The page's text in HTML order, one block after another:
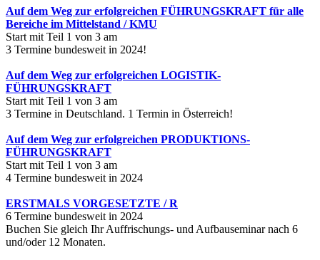
Auf dem Weg zur erfolgreichen FÜHRUNGSKRAFT für alle
Bereiche im Mittelstand / KMU
Start mit Teil 1 von 3 am
3 Termine bundesweit in 2024!
Auf dem Weg zur erfolgreichen LOGISTIK-
FÜHRUNGSKRAFT
Start mit Teil 1 von 3 am
3 Termine in Deutschland. 1 Termin in Österreich!
Auf dem Weg zur erfolgreichen PRODUKTIONS-
FÜHRUNGSKRAFT
Start mit Teil 1 von 3 am
4 Termine bundesweit in 2024
ERSTMALS VORGESETZTE / R
6 Termine bundesweit in 2024
Buchen Sie gleich Ihr Auffrischungs- und Aufbauseminar nach 6
und/oder 12 Monaten.